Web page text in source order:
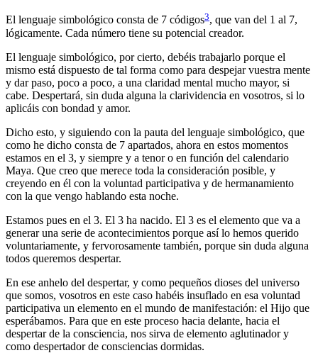
El lenguaje simbológico consta de 7 códigos3, que van del 1 al 7,
lógicamente. Cada número tiene su potencial creador.
El lenguaje simbológico, por cierto, debéis trabajarlo porque el
mismo está dispuesto de tal forma como para despejar vuestra mente
y dar paso, poco a poco, a una claridad mental mucho mayor, si
cabe. Despertará, sin duda alguna la clarividencia en vosotros, si lo
aplicáis con bondad y amor.
Dicho esto, y siguiendo con la pauta del lenguaje simbológico, que
como he dicho consta de 7 apartados, ahora en estos momentos
estamos en el 3, y siempre y a tenor o en función del calendario
Maya. Que creo que merece toda la consideración posible, y
creyendo en él con la voluntad participativa y de hermanamiento
con la que vengo hablando esta noche.
Estamos pues en el 3. El 3 ha nacido. El 3 es el elemento que va a
generar una serie de acontecimientos porque así lo hemos querido
voluntariamente, y fervorosamente también, porque sin duda alguna
todos queremos despertar.
En ese anhelo del despertar, y como pequeños dioses del universo
que somos, vosotros en este caso habéis insuflado en esa voluntad
participativa un elemento en el mundo de manifestación: el Hijo que
esperábamos. Para que en este proceso hacia delante, hacia el
despertar de la consciencia, nos sirva de elemento aglutinador y
como despertador de consciencias dormidas.